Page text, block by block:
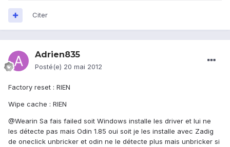
Citer
Adrien835
Posté(e) 20 mai 2012
Factory reset : RIEN
Wipe cache : RIEN
@Wearin Sa fais failed soit Windows installe les driver et lui ne
les détecte pas mais Odin 1.85 oui soit je les installe avec Zadig
de oneclick unbricker et odin ne le détecte plus mais unbricker si